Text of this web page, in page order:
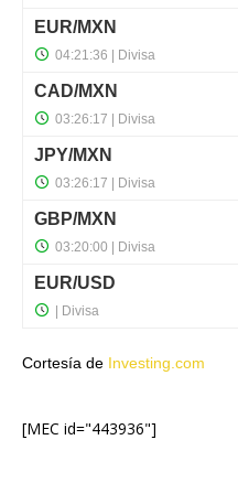
Cortesía de Investing.com
[MEC id="443936"]